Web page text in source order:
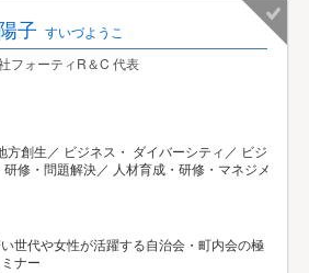
子 すいづようこ
フォーティR＆C 代表
方創生／ ビジネス・ ダイバーシティ／ ビジ
修・問題解決／ 人材育成・研修・マネジメ
世代や女性が活躍する自治会・町内会の極
ナー